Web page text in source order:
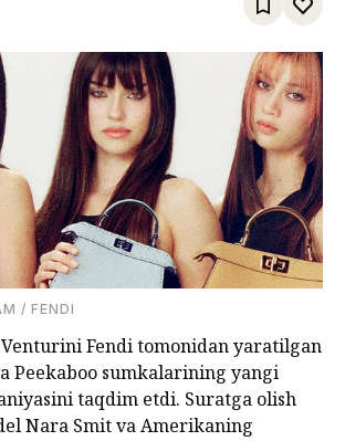
/ FENDI
Fendi tomonidan yaratilgan
Peekaboo sumkalarining yangi
taqdim etdi. Suratga olish
Nara Smit va Amerikaning